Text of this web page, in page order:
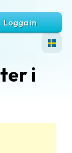
Logga in
i